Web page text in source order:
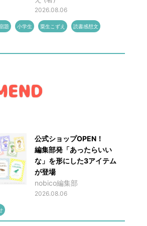
2026.08.06
題 小学生 粟生こずえ 読書感想文
公式ショップOPEN！
編集部発「あったらいい
な」を形にした3アイテム
が登場
nobico編集部
2026.08.06